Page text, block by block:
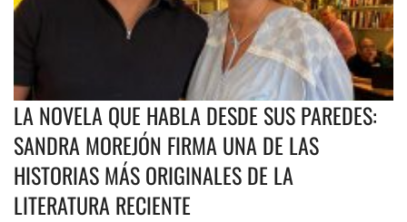
LA NOVELA QUE HABLA DESDE SUS PAREDES:
SANDRA MOREJÓN FIRMA UNA DE LAS
HISTORIAS MÁS ORIGINALES DE LA
LITERATURA RECIENTE